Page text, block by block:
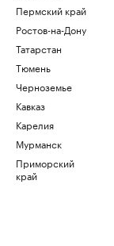
Пермский край
Ростов-на-Дону
Татарстан
Тюмень
Черноземье
Кавказ
Карелия
Мурманск
Приморский
край